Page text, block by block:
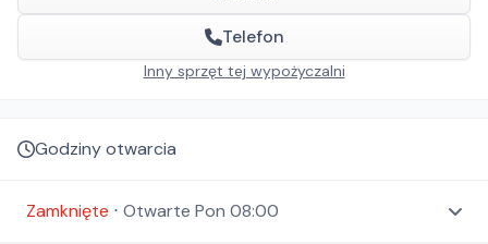
Telefon
Inny sprzęt tej wypożyczalni
Godziny otwarcia
Zamknięte ⋅ Otwarte Pon 08:00